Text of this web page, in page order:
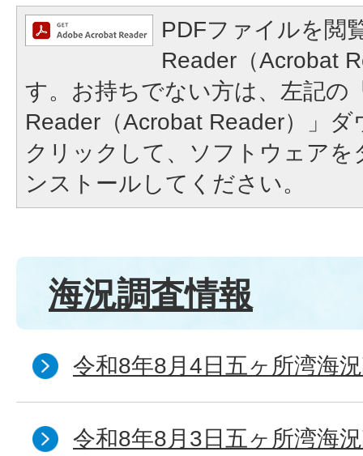
PDFファイルを閲
Reader（Acrobat
す。お持ちでない方は、左記の
Reader（Acrobat Reader）」
クリックして、ソフトウェア
ンストールしてください。
海況調査情報
令和8年8月4日五ヶ所湾海
令和8年8月3日五ヶ所湾海